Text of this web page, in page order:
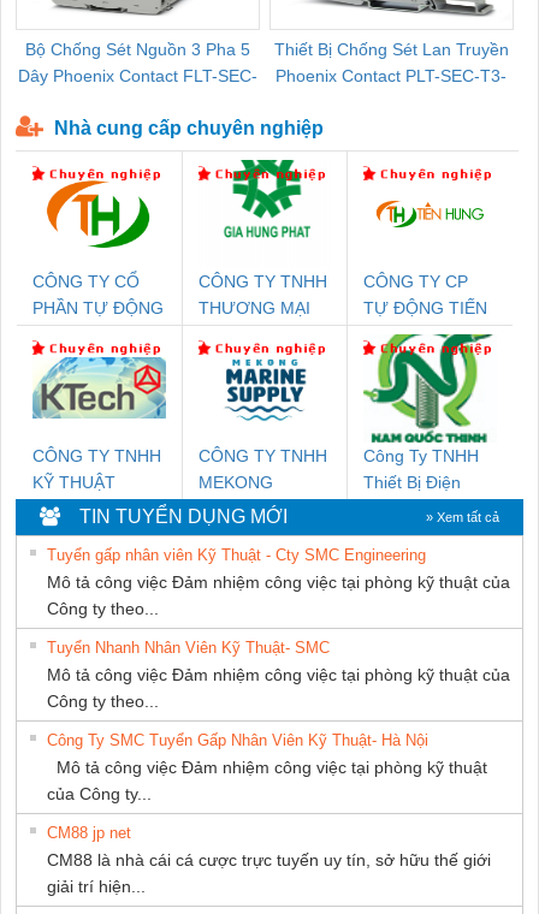
Bộ Chống Sét Nguồn 3 Pha 5
Dây Phoenix Contact FLT-SEC-
Thiết Bị Chống Sét Lan Truyền
Phoenix Contact PLT-SEC-T3-
Nhà cung cấp chuyên nghiệp
CÔNG TY CỔ
PHẦN TỰ ĐỘNG
CÔNG TY TNHH
THƯƠNG MẠI
THUẬT ĐIỆN CƠ
GIA HƯNG
PHÁT
CÔNG TY CP
TỰ ĐỘNG TIẾN
HƯNG
CÔNG TY TNHH
KỸ THUẬT
KTECH VIỆT
NAM
CÔNG TY TNHH
MEKONG
MARINE
SUPPLY
Công Ty TNHH
Thiết Bị Điện
Nam Quốc Thịnh
TIN TUYỂN DỤNG MỚI » Xem tất cả
Tuyển gấp nhân viên Kỹ Thuật - Cty SMC Engineering
Mô tả công việc Đảm nhiệm công việc tại phòng kỹ thuật của
Công ty theo...
Tuyển Nhanh Nhân Viên Kỹ Thuật- SMC
Mô tả công việc Đảm nhiệm công việc tại phòng kỹ thuật của
Công ty theo...
Công Ty SMC Tuyển Gấp Nhân Viên Kỹ Thuật- Hà Nội
Mô tả công việc Đảm nhiệm công việc tại phòng kỹ thuật
của Công ty...
CM88 jp net
CM88 là nhà cái cá cược trực tuyến uy tín, sở hữu thế giới
giải trí hiện...